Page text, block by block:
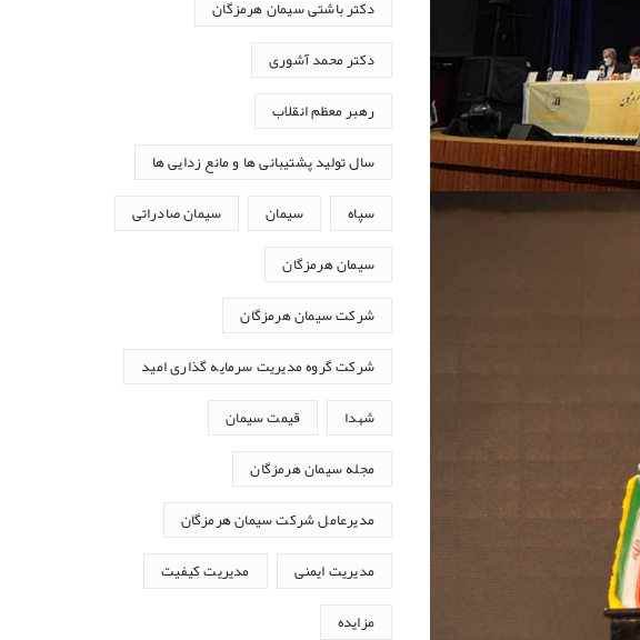
دکتر باشتی سیمان هرمزگان
دکتر محمد آشوری
رهبر معظم انقلاب
سال تولید پشتیبانی ها و مانع زدایی ها
سپاه سیمان سیمان صادراتی
سیمان هرمزگان
شرکت سیمان هرمزگان
شرکت گروه مدیریت سرمایه گذاری امید
شهدا قیمت سیمان
مجله سیمان هرمزگان
مدیرعامل شرکت سیمان هرمزگان
مدیریت ایمنی مدیریت کیفیت
مزایده